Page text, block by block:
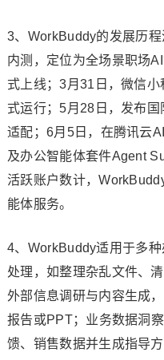
3、WorkBuddy的发展历
内测，定位为全场景职场
式上线；3月31日，微信
式运行；5月28日，发布
适配；6月5日，在腾讯云
及办公智能体套件Agent
活跃账户数计，
能体服务。
4、WorkBuddy适用于多
处理，如整理杂乱文件、
外部信息调研与内容生成
报告或PPT；业务数据洞
馈、销售数据并生成指导